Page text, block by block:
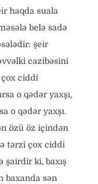
haqda suala
belə sadə
şeir
cazibəsini
ciddi
o qədər yaxşı,
o qədər yaxşı.
özü öz içindən
tərzi çox ciddi
şairdir ki, baxış
baxanda sən